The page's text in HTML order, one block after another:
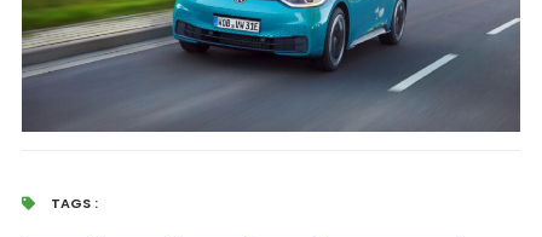
TAGS :